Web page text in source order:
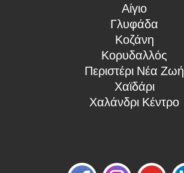
Αίγιο
Γλυφάδα
Κοζάνη
Κορυδαλλός
Περιστέρι Νέα Ζωή
Χαϊδάρι
Χαλάνδρι Κέντρο